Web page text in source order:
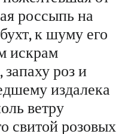
россыпь на
к шуму его
искрам
роз и
издалека
ветру
свитой розовых